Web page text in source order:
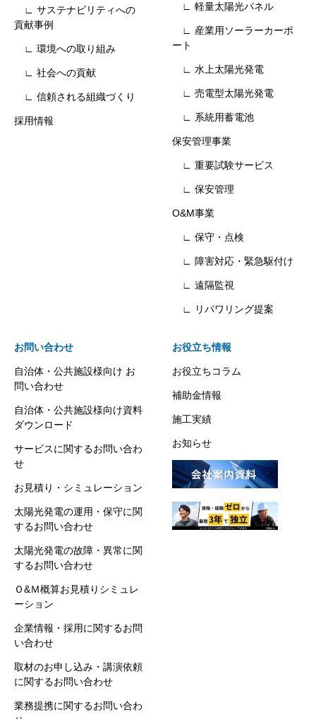
∟ サステナビリティへの
貢献事例
∟ 環境への取り組み
∟ 社会への貢献
∟ 信頼される組織づくり
採用情報
∟ 軽量太陽光パネル
∟ 産業用ソーラーカーポ
ート
∟ 水上太陽光発電
∟ 売電型太陽光発電
∟ 系統用蓄電池
保安管理事業
∟ 重要試験サービス
∟ 保安管理
O&M事業
∟ 保守・点検
∟ 障害対応・緊急駆付け
∟ 遠隔監視
∟ リパワリング提案
お問い合わせ
自治体・公共施設様向け お
問い合わせ
自治体・公共施設様向け資料
ダウンロード
サービスに関するお問い合わ
せ
お見積り・シミュレーション
太陽光発電の運用・保守に関
するお問い合わせ
太陽光発電の故障・異常に関
するお問い合わせ
Ｏ&Ｍ概算お見積りシミュレ
ーション
企業情報・採用に関するお問
い合わせ
取材のお申し込み・講演依頼
に関するお問い合わせ
業務提携に関するお問い合わ
お役立ち情報
お役立ちコラム
補助金情報
施工実績
お知らせ